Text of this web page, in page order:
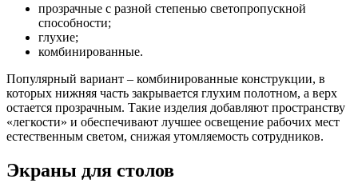
прозрачные с разной степенью светопропускной
способности;
глухие;
комбинированные.
Популярный вариант – комбинированные конструкции, в
которых нижняя часть закрывается глухим полотном, а верх
остается прозрачным. Такие изделия добавляют пространству
«легкости» и обеспечивают лучшее освещение рабочих мест
естественным светом, снижая утомляемость сотрудников.
Экраны для столов